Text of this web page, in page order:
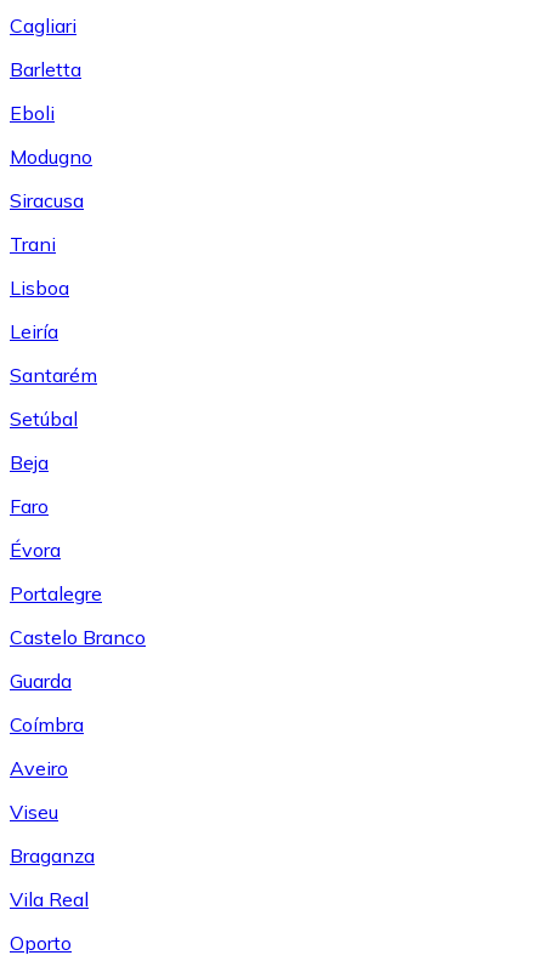
Cagliari
Barletta
Eboli
Modugno
Siracusa
Trani
Lisboa
Leiría
Santarém
Setúbal
Beja
Faro
Évora
Portalegre
Castelo Branco
Guarda
Coímbra
Aveiro
Viseu
Braganza
Vila Real
Oporto